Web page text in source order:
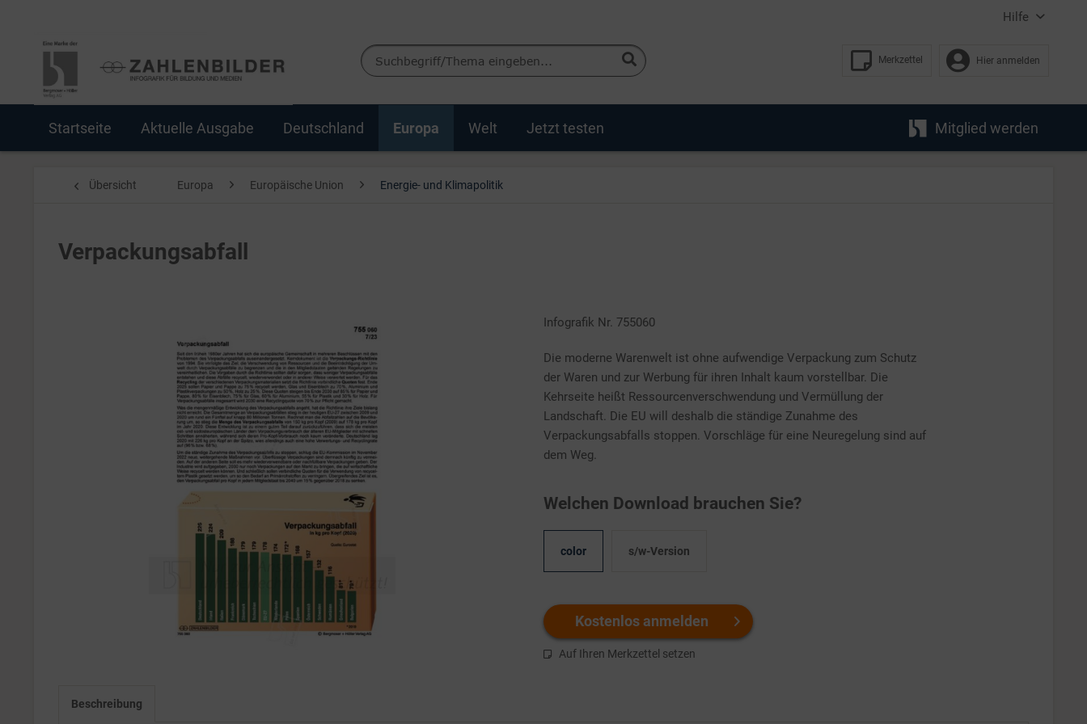
Hilfe
Merkzettel Hier anmelden
Startseite Aktuelle Ausgabe Deutschland Europa Welt Jetzt testen Mitglied werden
Übersicht Europa Europäische Union Energie- und Klimapolitik
Verpackungsabfall
Infografik Nr. 755060
Die moderne Warenwelt ist ohne aufwendige Verpackung zum Schutz
der Waren und zur Werbung für ihren Inhalt kaum vorstellbar. Die
Kehrseite heißt Ressourcenverschwendung und Vermüllung der
Landschaft. Die EU will deshalb die ständige Zunahme des
Verpackungsabfalls stoppen. Vorschläge für eine Neuregelung sind auf
dem Weg.
Welchen Download brauchen Sie?
color s/w-Version
Kostenlos anmelden
Auf Ihren Merkzettel setzen
Beschreibung